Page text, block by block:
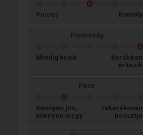
Vicces Komoly
Pontosság
Mindig késik
Korábban
érkezik
Pénz
Könnyen jön,
könnyen megy
Takarékosan
beosztja